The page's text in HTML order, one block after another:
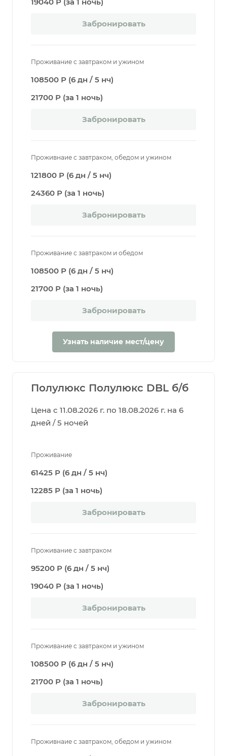
Забронировать
Проживание с завтраком и ужином
108500 Р (6 дн / 5 нч)
21700 Р (за 1 ночь)
Забронировать
Проживнаие с завтраком, обедом и ужином
121800 Р (6 дн / 5 нч)
24360 Р (за 1 ночь)
Забронировать
Проживание с завтраком и обедом
108500 Р (6 дн / 5 нч)
21700 Р (за 1 ночь)
Забронировать
Узнать наличие мест/цену
Полулюкс Полулюкс DBL б/б
Цена с 11.08.2026 г. по 18.08.2026 г. на 6
дней / 5 ночей
Проживание
61425 Р (6 дн / 5 нч)
12285 Р (за 1 ночь)
Забронировать
Проживание с завтраком
95200 Р (6 дн / 5 нч)
19040 Р (за 1 ночь)
Забронировать
Проживание с завтраком и ужином
108500 Р (6 дн / 5 нч)
21700 Р (за 1 ночь)
Забронировать
Проживнаие с завтраком, обедом и ужином